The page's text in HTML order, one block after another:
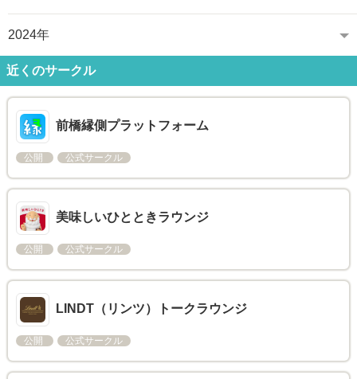
2024年
近くのサークル
前橋縁側プラットフォーム
公開 公式サークル
美味しいひとときラウンジ
公開 公式サークル
LINDT（リンツ）トークラウンジ
公開 公式サークル